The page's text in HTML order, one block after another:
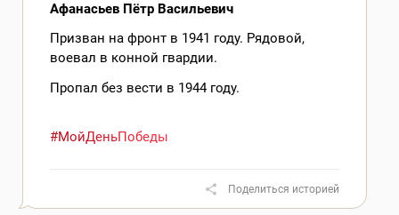
Афанасьев Пётр Васильевич
Призван на фронт в 1941 году. Рядовой,
воевал в конной гвардии.
Пропал без вести в 1944 году.
#МойДеньПобеды
Поделиться историей